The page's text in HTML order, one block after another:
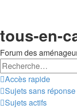
tous-en-
Forum des
Accès rapide
Sujets sans réponse
Sujets actifs